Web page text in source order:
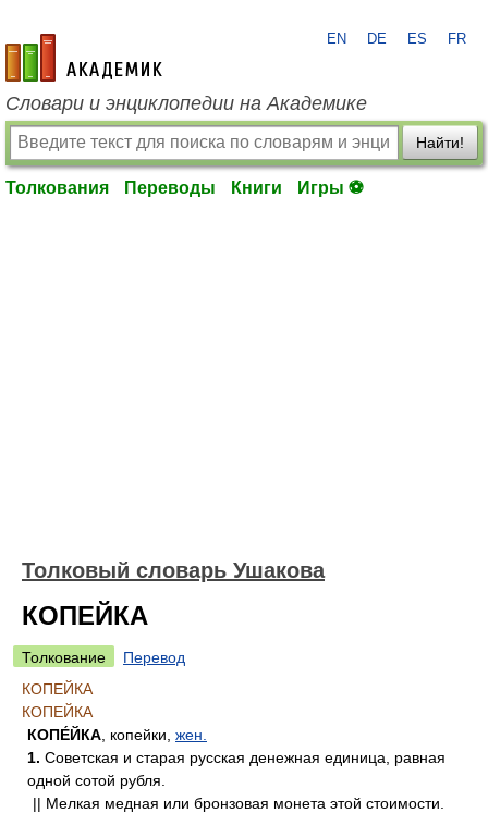
academic.ru
EN DE ES FR
Словари и энциклопедии на Академике
Найти!
Толкования Переводы Книги Игры ⚽
Толковый словарь Ушакова
КОПЕЙКА
Толкование
Перевод
КОПЕЙКА
КОПЕЙКА
КОПЕ́ЙКА , копейки, жен.
1. Советская и старая русская денежная единица, равная
одной сотой рубля.
|| Мелкая медная или бронзовая монета этой стоимости.